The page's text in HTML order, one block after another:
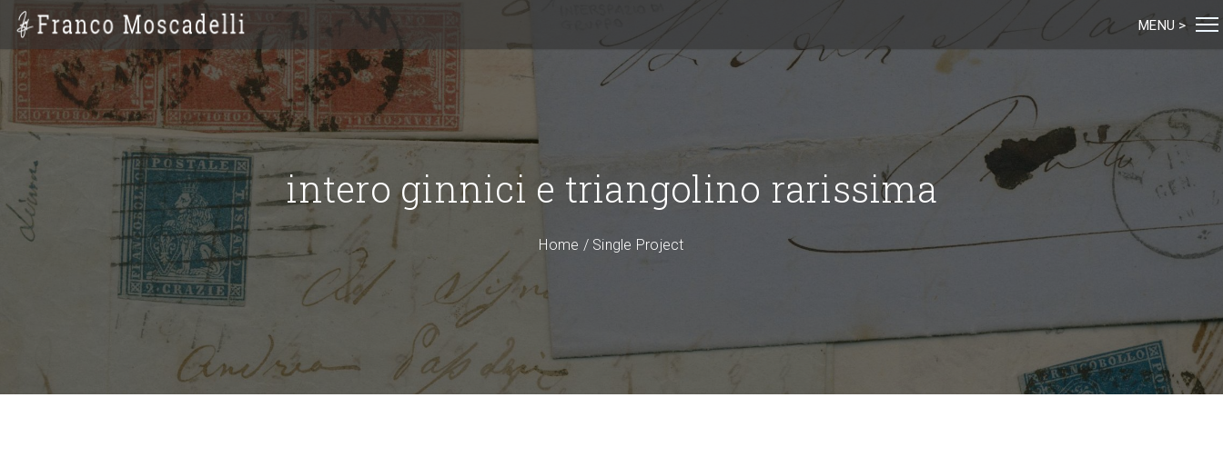
intero ginnici e triangolino rarissima
Home / Single Project
MENU >